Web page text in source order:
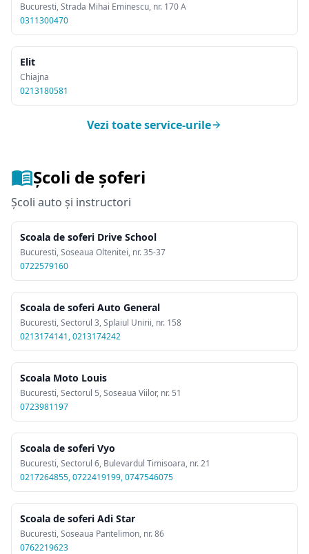
Bucuresti, Strada Mihai Eminescu, nr. 170 A
0311300470
Elit
Chiajna
0213180581
Vezi toate service-urile
Școli de șoferi
Școli auto și instructori
Scoala de soferi Drive School
Bucuresti, Soseaua Oltenitei, nr. 35-37
0722579160
Scoala de soferi Auto General
Bucuresti, Sectorul 3, Splaiul Unirii, nr. 158
0213174141, 0213174242
Scoala Moto Louis
Bucuresti, Sectorul 5, Soseaua Viilor, nr. 51
0723981197
Scoala de soferi Vyo
Bucuresti, Sectorul 6, Bulevardul Timisoara, nr. 21
0217264855, 0722419199, 0747546075
Scoala de soferi Adi Star
Bucuresti, Soseaua Pantelimon, nr. 86
0762219623